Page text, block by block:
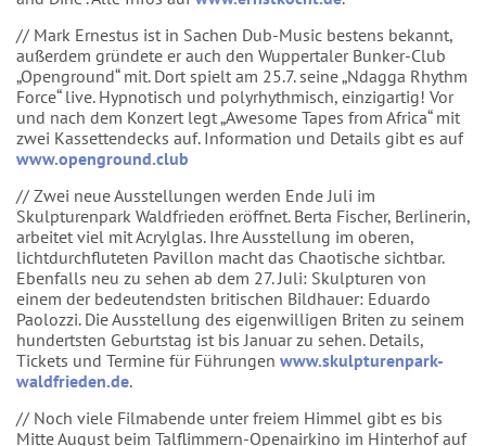
// Mark Ernestus ist in Sachen Dub-Music bestens bekannt,
außerdem gründete er auch den Wuppertaler Bunker-Club
„Openground“ mit. Dort spielt am 25.7. seine „Ndagga Rhythm
Force“ live. Hypnotisch und polyrhythmisch, einzigartig! Vor
und nach dem Konzert legt „Awesome Tapes from Africa“ mit
zwei Kassettendecks auf. Information und Details gibt es auf
www.openground.club
// Zwei neue Ausstellungen werden Ende Juli im
Skulpturenpark Waldfrieden eröffnet. Berta Fischer, Berlinerin,
arbeitet viel mit Acrylglas. Ihre Ausstellung im oberen,
lichtdurchfluteten Pavillon macht das Chaotische sichtbar.
Ebenfalls neu zu sehen ab dem 27. Juli: Skulpturen von
einem der bedeutendsten britischen Bildhauer: Eduardo
Paolozzi. Die Ausstellung des eigenwilligen Briten zu seinem
hundertsten Geburtstag ist bis Januar zu sehen. Details,
Tickets und Termine für Führungen www.skulpturenpark-
waldfrieden.de.
// Noch viele Filmabende unter freiem Himmel gibt es bis
Mitte August beim Talflimmern-Openairkino im Hinterhof auf